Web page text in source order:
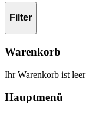
Filter
Warenkorb
Ihr Warenkorb ist leer
Hauptmenü